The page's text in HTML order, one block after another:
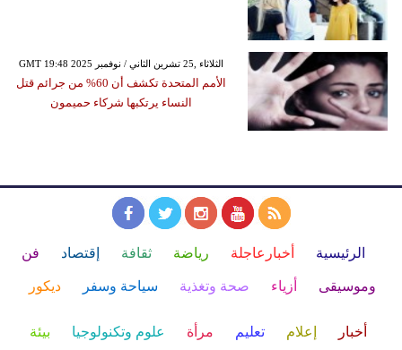
GMT 19:48 2025 الثلاثاء ,25 تشرين الثاني / نوفمبر
الأمم المتحدة تكشف أن 60% من جرائم قتل
النساء يرتكبها شركاء حميمون
الرئيسية أخبارعاجلة رياضة ثقافة إقتصاد فن
وموسيقى أزياء صحة وتغذية سياحة وسفر ديكور
أخبار إعلام تعليم مرأة علوم وتكنولوجيا بيئة